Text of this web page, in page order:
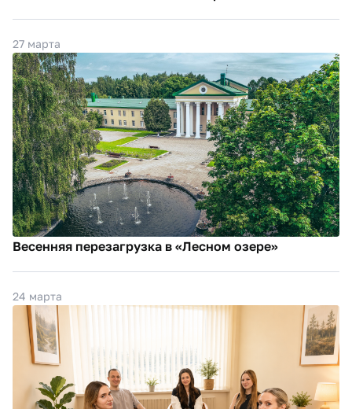
27 марта
Весенняя перезагрузка в «Лесном озере»
24 марта